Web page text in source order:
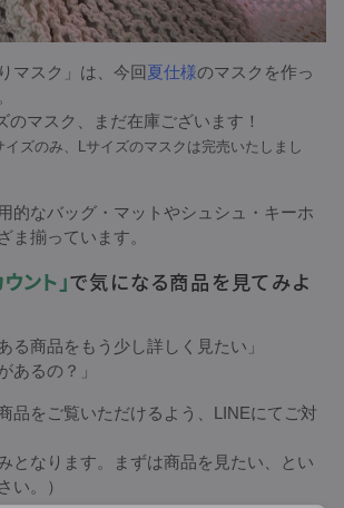
マスク」は、今回 夏仕様のマスクを作っ
のマスク、まだ在庫ございます！
ズのみ、Lサイズのマスクは完売いたしまし
的なバッグ・マットやシュシュ・キーホ
ま揃っています。
ント」で気になる商品を見てみよ
る商品をもう少し詳しく見たい」
あるの？」
品をご覧いただけるよう、LINEにてご対
となります。まずは商品を見たい、とい
い。）